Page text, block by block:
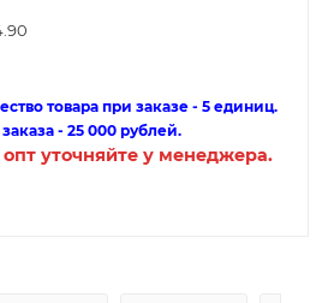
товара при заказе - 5 единиц.
- 25 000 рублей.
уточняйте у менеджера.